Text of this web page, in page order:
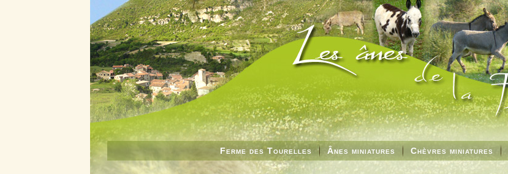
Ferme des Tourelles Ânes miniatures Chèvres miniatures